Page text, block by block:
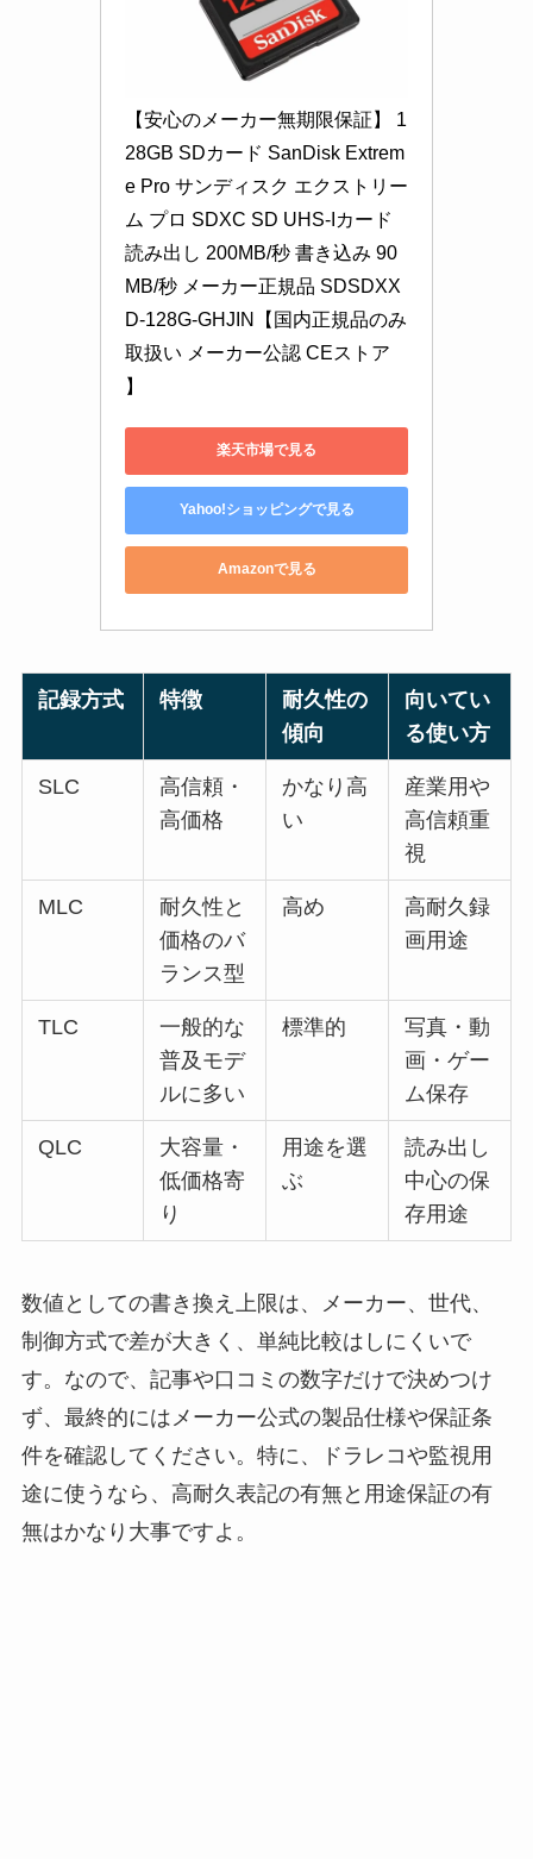
【安心のメーカー無期限保証】 1
28GB SDカード SanDisk Extrem
e Pro サンディスク エクストリー
ム プロ SDXC SD UHS-Iカード
読み出し 200MB/秒 書き込み 90
MB/秒 メーカー正規品 SDSDXX
D-128G-GHJIN【国内正規品のみ
取扱い メーカー公認 CEストア
】
楽天市場で見る
Yahoo!ショッピングで見る
Amazonで見る
記録方式 特徴
耐久性の
傾向
向いてい
る使い方
SLC
高信頼・
高価格
かなり高
い
産業用や
高信頼重
視
MLC
耐久性と
価格のバ
ランス型
高め
高耐久録
画用途
TLC
一般的な
普及モデ
ルに多い
標準的
写真・動
画・ゲー
ム保存
QLC
大容量・
低価格寄
り
用途を選
ぶ
読み出し
中心の保
存用途
数値としての書き換え上限は、メーカー、世代、
制御方式で差が大きく、単純比較はしにくいで
す。なので、記事や口コミの数字だけで決めつけ
ず、最終的にはメーカー公式の製品仕様や保証条
件を確認してください。特に、ドラレコや監視用
途に使うなら、高耐久表記の有無と用途保証の有
無はかなり大事ですよ。